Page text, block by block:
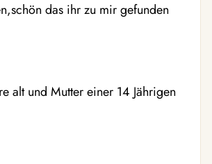
das ihr zu mir gefunden
alt und Mutter einer 14 Jährigen